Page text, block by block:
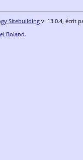
Sitebuildingv. 13.0.4, écrit
Boland.